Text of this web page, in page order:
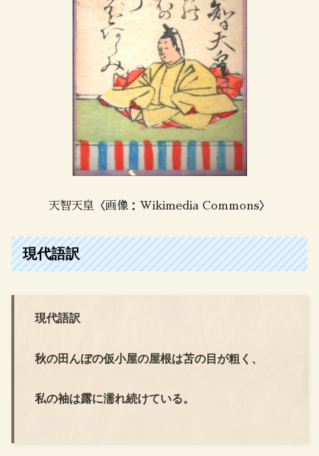
天智天皇〈画像：Wikimedia Commons〉
現代語訳
現代語訳
秋の田んぼの仮小屋の屋根は苫の目が粗く、
私の袖は露に濡れ続けている。